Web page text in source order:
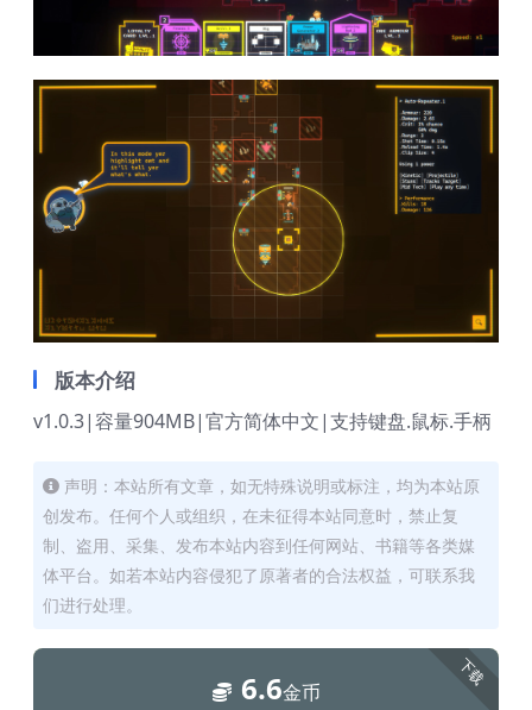
版本介绍
v1.0.3|容量904MB|官方简体中文|支持键盘.鼠标.手柄
声明：本站所有文章，如无特殊说明或标注，均为本站原
创发布。任何个人或组织，在未征得本站同意时，禁止复
制、盗用、采集、发布本站内容到任何网站、书籍等各类媒
体平台。如若本站内容侵犯了原著者的合法权益，可联系我
们进行处理。
下载
6.6金币